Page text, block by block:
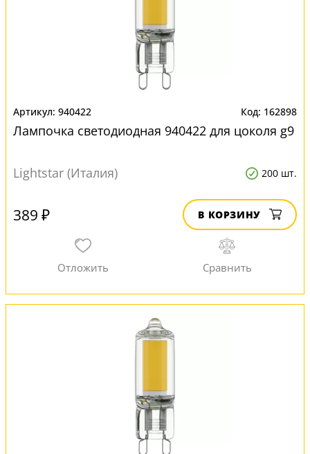
940422 162898
Лампочка светодиодная 940422 для цоколя g9
Lightstar (Италия) 200 шт.
389 ₽ В КОРЗИНУ